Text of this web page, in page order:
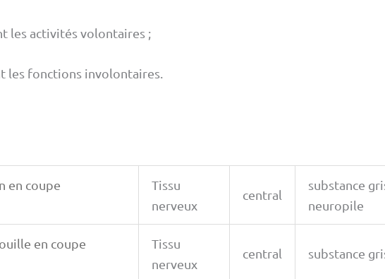
les activités volontaires ;
les fonctions involontaires.
en coupe
Tissu
nerveux
central
substance
neuropile
en coupe
Tissu
nerveux
central substance